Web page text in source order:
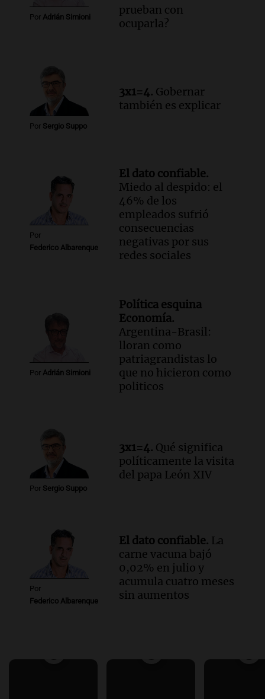
Episodios
Luis Juez cuestionó la polémica
Informados al regreso
Episodios
Por Adrián Simioni
prueban con
ocuparla?
Por Sergio Suppo
3x1=4. Gobernar
también es explicar
Por
Federico Albarenque
El dato confiable.
Miedo al despido: el
46% de los
empleados sufrió
consecuencias
negativas por sus
redes sociales
Por Adrián Simioni
Política esquina
Economía.
Argentina-Brasil:
lloran como
patriagrandistas lo
que no hicieron como
politicos
Por Sergio Suppo
3x1=4. Qué significa
políticamente la visita
del papa León XIV
Por
Federico Albarenque
El dato confiable. La
carne vacuna bajó
0,02% en julio y
acumula cuatro meses
sin aumentos